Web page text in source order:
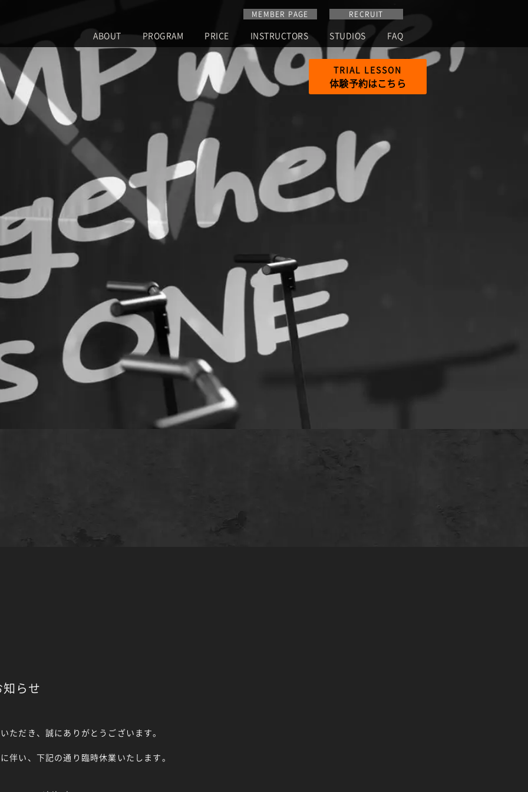
MEMBER PAGE RECRUIT
ABOUT PROGRAM PRICE INSTRUCTORS STUDIOS FAQ
TRIAL LESSON
体験予約はこちら
らせ
だき、誠にありがとうございます。
い、下記の通り臨時休業いたします。